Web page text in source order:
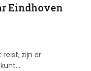
Eindhoven
reist, zijn er